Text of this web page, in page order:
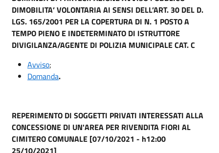
DIMOBILITA’ VOLONTARIA AI SENSI DELL’ART. 30 DEL D.
LGS. 165/2001 PER LA COPERTURA DI N. 1 POSTO A
TEMPO PIENO E INDETERMINATO DI ISTRUTTORE
DIVIGILANZA/AGENTE DI POLIZIA MUNICIPALE CAT. C
Avviso;
Domanda.
REPERIMENTO DI SOGGETTI PRIVATI INTERESSATI ALLA
CONCESSIONE DI UN'AREA PER RIVENDITA FIORI AL
CIMITERO COMUNALE [07/10/2021 - h12:00
25/10/2021]